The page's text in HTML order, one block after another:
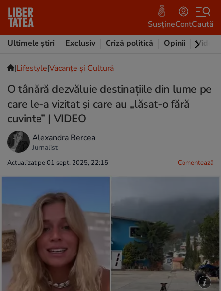
SusțineContCaută
Ultimele știri
Exclusiv Criză politică Opinii Video
|Lifestyle|Vacanțe și Cultură
O tânără dezvăluie destinațiile din lume pe
care le-a vizitat și care au „lăsat-o fără
cuvinte” | VIDEO
Alexandra Bercea
Jurnalist
Actualizat pe 01 sept. 2025, 22:15 Comentează